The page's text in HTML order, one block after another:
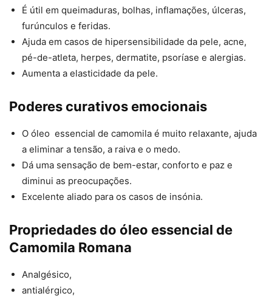
É útil em queimaduras, bolhas, inflamações, úlceras,
furúnculos e feridas.
Ajuda em casos de hipersensibilidade da pele, acne,
pé-de-atleta, herpes, dermatite, psoríase e alergias.
Aumenta a elasticidade da pele.
Poderes curativos emocionais
O óleo essencial de camomila é muito relaxante, ajuda
a eliminar a tensão, a raiva e o medo.
Dá uma sensação de bem-estar, conforto e paz e
diminui as preocupações.
Excelente aliado para os casos de insónia.
Propriedades do óleo essencial de
Camomila Romana
Analgésico,
antialérgico,